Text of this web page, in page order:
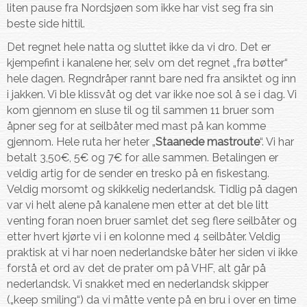
liten pause fra Nordsjøen som ikke har vist seg fra sin
beste side hittil.
Det regnet hele natta og sluttet ikke da vi dro. Det er
kjempefint i kanalene her, selv om det regnet „fra bøtter“
hele dagen. Regndråper rannt bare ned fra ansiktet og inn
i jakken. Vi ble klissvåt og det var ikke noe sol å se i dag. Vi
kom gjennom en sluse til og til sammen 11 bruer som
åpner seg for at seilbåter med mast på kan komme
gjennom. Hele ruta her heter „Staanede mastroute“. Vi har
betalt 3,50€, 5€ og 7€ for alle sammen. Betalingen er
veldig artig for de sender en tresko på en fiskestang.
Veldig morsomt og skikkelig nederlandsk. Tidlig på dagen
var vi helt alene på kanalene men etter at det ble litt
venting foran noen bruer samlet det seg flere seilbåter og
etter hvert kjørte vi i en kolonne med 4 seilbåter. Veldig
praktisk at vi har noen nederlandske båter her siden vi ikke
forstå et ord av det de prater om på VHF, alt går på
nederlandsk. Vi snakket med en nederlandsk skipper
(„keep smiling“) da vi måtte vente på en bru i over en time